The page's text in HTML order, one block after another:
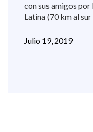
con sus amigos por
Latina (70 km al sur
Julio 19, 2019